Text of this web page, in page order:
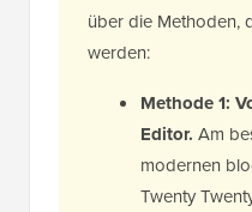
über die Methoden,
werden:
Methode 1:
Editor. Am
modernen
Twenty